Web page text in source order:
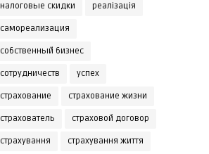
налоговые скидки реалізація
самореализация
собственный бизнес
сотрудничеств успех
страхование страхование жизни
страхователь страховой договор
страхування страхування життя